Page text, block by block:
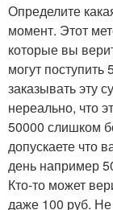
Определите
момент. Этот
которые вы
могут
заказывать эту
нереально, что
50000 слишком
допускаете что
день например
Кто-то может
даже 100 руб. Не